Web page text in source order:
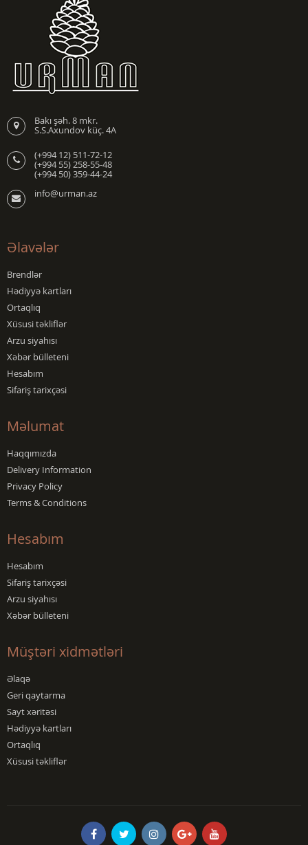
Bakı şəh. 8 mkr.
S.S.Axundov küç. 4A
(+994 12) 511-72-12
(+994 55) 258-55-48
(+994 50) 359-44-24
info@urman.az
Əlavələr
Brendlər
Hədiyyə kartları
Ortaqlıq
Xüsusi təkliflər
Arzu siyahısı
Xəbər bülleteni
Hesabım
Sifariş tarixçəsi
Məlumat
Haqqımızda
Delivery Information
Privacy Policy
Terms & Conditions
Hesabım
Hesabım
Sifariş tarixçəsi
Arzu siyahısı
Xəbər bülleteni
Müştəri xidmətləri
Əlaqə
Geri qaytarma
Sayt xəritəsi
Hədiyyə kartları
Ortaqlıq
Xüsusi təkliflər